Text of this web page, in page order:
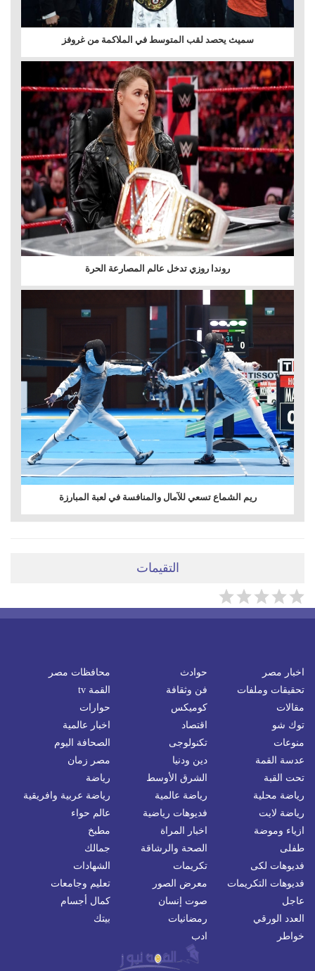
سميث يحصد لقب المتوسط في الملاكمة من غروفز
روندا روزي تدخل عالم المصارعة الحرة
ريم الشماع تسعي للآمال والمنافسة في لعبة المبارزة
التقيمات
اخبار مصر حوادث
محافظات مصر
تحقيقات وملفات
فن وثقافة
القمة tv
مقالات
كوميكس
حوارات
توك شو
اقتصاد
اخبار عالمية
منوعات
تكنولوجى
الصحافة اليوم
عدسة القمة
دين ودنيا
مصر زمان
تحت القبة
الشرق الأوسط
رياضة
رياضة محلية
رياضة عالمية
رياضة عربية وافريقية
رياضة لايت
فديوهات رياضية
عالم حواء
ازياء وموضة
اخبار المراة
مطبخ
طفلى
الصحة والرشاقة
جمالك
فديوهات لكى
تكريمات
الشهادات
فديوهات التكريمات
معرض الصور
تعليم وجامعات
عاجل
صوت إنسان
كمال أجسام
العدد الورقي
رمضانيات
بيتك
خواطر
ادب